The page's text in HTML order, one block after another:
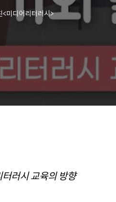
<미디어리터러시>
러시 교육의 방향